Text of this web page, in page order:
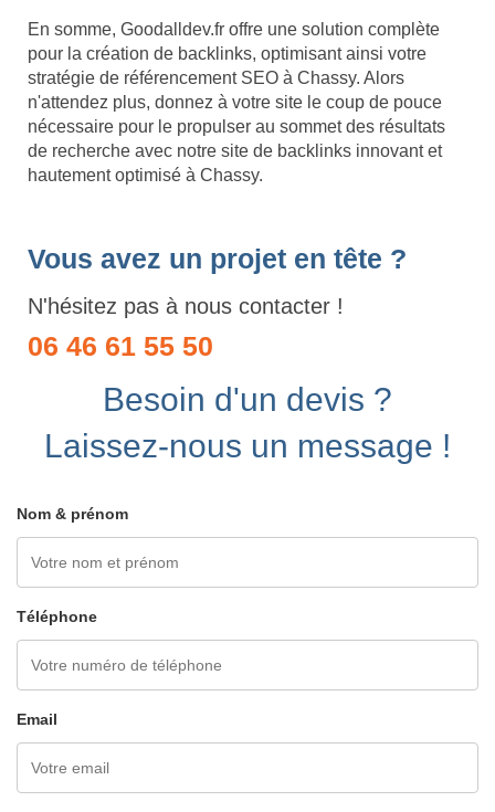
En somme, Goodalldev.fr offre une solution complète
pour la création de backlinks, optimisant ainsi votre
stratégie de référencement SEO à Chassy. Alors
n'attendez plus, donnez à votre site le coup de pouce
nécessaire pour le propulser au sommet des résultats
de recherche avec notre site de backlinks innovant et
hautement optimisé à Chassy.
Vous avez un projet en tête ?
N'hésitez pas à nous contacter !
06 46 61 55 50
Besoin d'un devis ?
Laissez-nous un message !
Nom & prénom
Téléphone
Email